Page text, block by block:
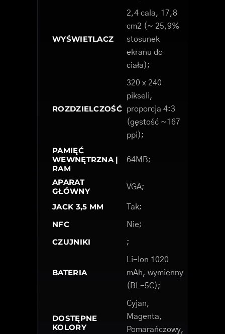
WYŚWIETLACZ
2,4 cala, 17,8
cm2 (~ 25,9%
stosunek
ekranu do
ciała);
ROZDZIELCZOŚĆ
320 x 240
pikseli,
proporcja 4:3
(gęstość ~167
ppi);
PAMIĘĆ
WEWNĘTRZNA |
RAM
64MB;
APARAT
GŁÓWNY
VGA;
JACK 3,5 MM Tak;
NFC Nie;
CZUJNIKI ;
BATERIA
Li-Ion 1020
mAh, wymienny
(BL-5C);
DOSTĘPNE
KOLORY
Cyjan,
Magenta,
Pomarańczowy,